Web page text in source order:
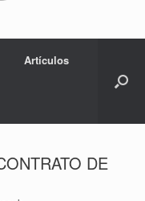
Artículos
DE